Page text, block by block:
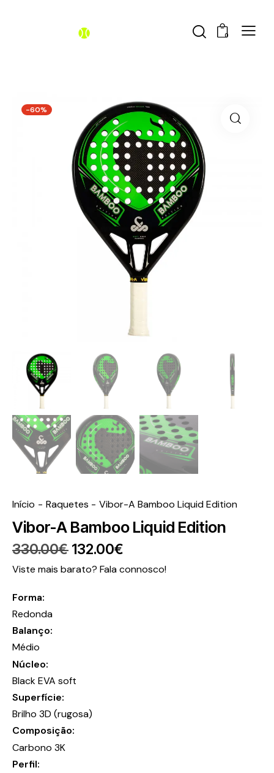
0
-60%
Início Raquetes Vibor-A Bamboo Liquid Edition
Vibor-A Bamboo Liquid Edition
330.00€ 132.00€
Viste mais barato? Fala connosco!
Forma
Redonda
Balanço
Médio
Núcleo
Black EVA soft
Superfície
Brilho 3D (rugosa)
Composição
Carbono 3K
Perfil